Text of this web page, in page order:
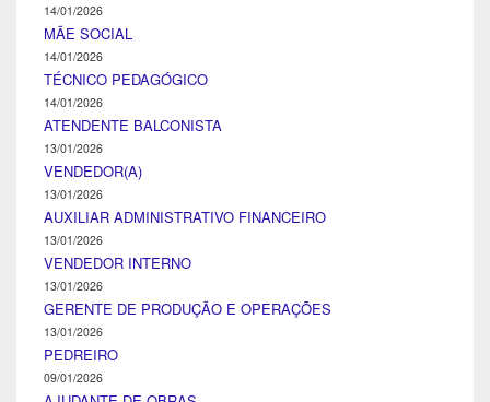
14/01/2026
MÃE SOCIAL
14/01/2026
TÉCNICO PEDAGÓGICO
14/01/2026
ATENDENTE BALCONISTA
13/01/2026
VENDEDOR(A)
13/01/2026
AUXILIAR ADMINISTRATIVO FINANCEIRO
13/01/2026
VENDEDOR INTERNO
13/01/2026
GERENTE DE PRODUÇÃO E OPERAÇÕES
13/01/2026
PEDREIRO
09/01/2026